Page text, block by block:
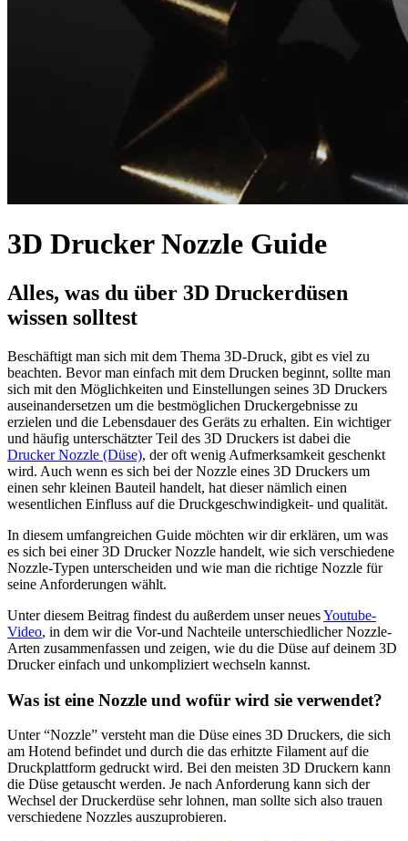
3D Drucker Nozzle Guide
Alles, was du über 3D Druckerdüsen
wissen solltest
Beschäftigt man sich mit dem Thema 3D-Druck, gibt es viel zu
beachten. Bevor man einfach mit dem Drucken beginnt, sollte man
sich mit den Möglichkeiten und Einstellungen seines 3D Druckers
auseinandersetzen um die bestmöglichen Druckergebnisse zu
erzielen und die Lebensdauer des Geräts zu erhalten. Ein wichtiger
und häufig unterschätzter Teil des 3D Druckers ist dabei die
Drucker Nozzle (Düse), der oft wenig Aufmerksamkeit geschenkt
wird. Auch wenn es sich bei der Nozzle eines 3D Druckers um
einen sehr kleinen Bauteil handelt, hat dieser nämlich einen
wesentlichen Einfluss auf die Druckgeschwindigkeit- und qualität.
In diesem umfangreichen Guide möchten wir dir erklären, um was
es sich bei einer 3D Drucker Nozzle handelt, wie sich verschiedene
Nozzle-Typen unterscheiden und wie man die richtige Nozzle für
seine Anforderungen wählt.
Unter diesem Beitrag findest du außerdem unser neuesYoutube-
Video, in dem wir die Vor-und Nachteile unterschiedlicher Nozzle-
Arten zusammenfassen und zeigen, wie du die Düse auf deinem 3D
Drucker einfach und unkompliziert wechseln kannst.
Was ist eine Nozzle und wofür wird sie verwendet?
Unter “Nozzle” versteht man die Düse eines 3D Druckers, die sich
am Hotend befindet und durch die das erhitzte Filament auf die
Druckplattform gedruckt wird. Bei den meisten 3D Druckern kann
die Düse getauscht werden. Je nach Anforderung kann sich der
Wechsel der Druckerdüse sehr lohnen, man sollte sich also trauen
verschiedene Nozzles auszuprobieren.